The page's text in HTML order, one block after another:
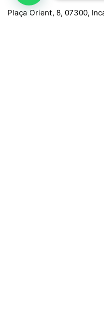
Plaça Orient, 8, 07300,